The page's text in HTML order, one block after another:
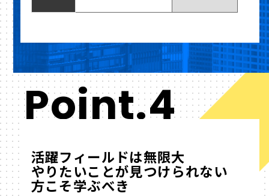
Point.4
活躍フィールドは無限大
やりたいことが見つけられない
方こそ学ぶべき